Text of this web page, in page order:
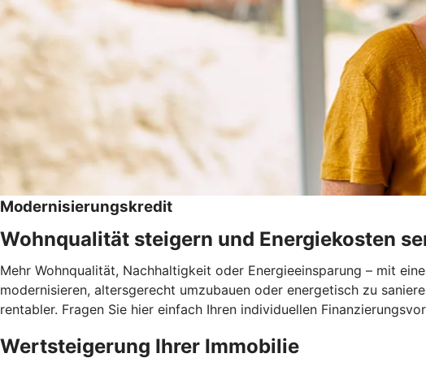
Modernisierungskredit
Wohnqualität steigern und Energiekosten
Mehr Wohnqualität, Nachhaltigkeit oder Energieeinsparung – mit
modernisieren, altersgerecht umzubauen oder energetisch zu
rentabler. Fragen Sie hier einfach Ihren individuellen
Wertsteigerung Ihrer Immobilie